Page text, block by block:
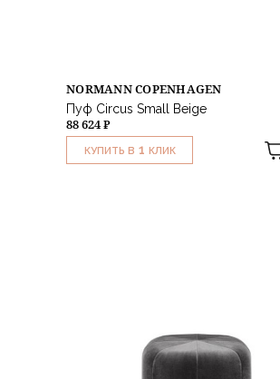
NORMANN COPENHAGEN
Пуф Circus Small Beige
88 624 ₽
КУПИТЬ В 1 КЛИК